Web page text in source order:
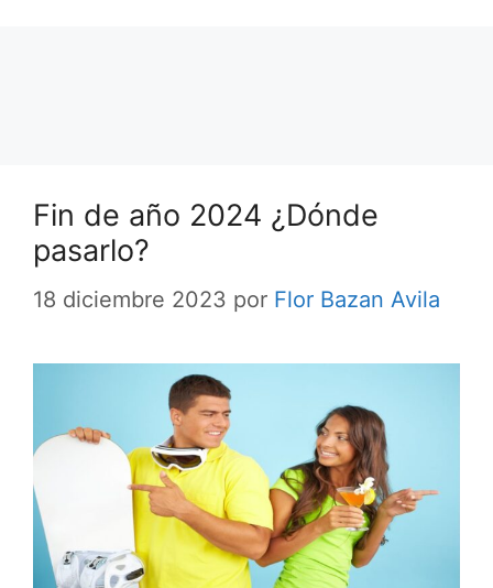
Fin de año 2024 ¿Dónde
pasarlo?
18 diciembre 2023 por Flor Bazan Avila